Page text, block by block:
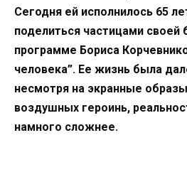
Сегодня ей исполнилось 65
поделиться частицами своей
программе Бориса
человека”. Ее жизнь была
несмотря на экранные
воздушных героинь,
намного сложнее.